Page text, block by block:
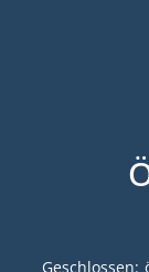
Klicken, um
Geschlossen: